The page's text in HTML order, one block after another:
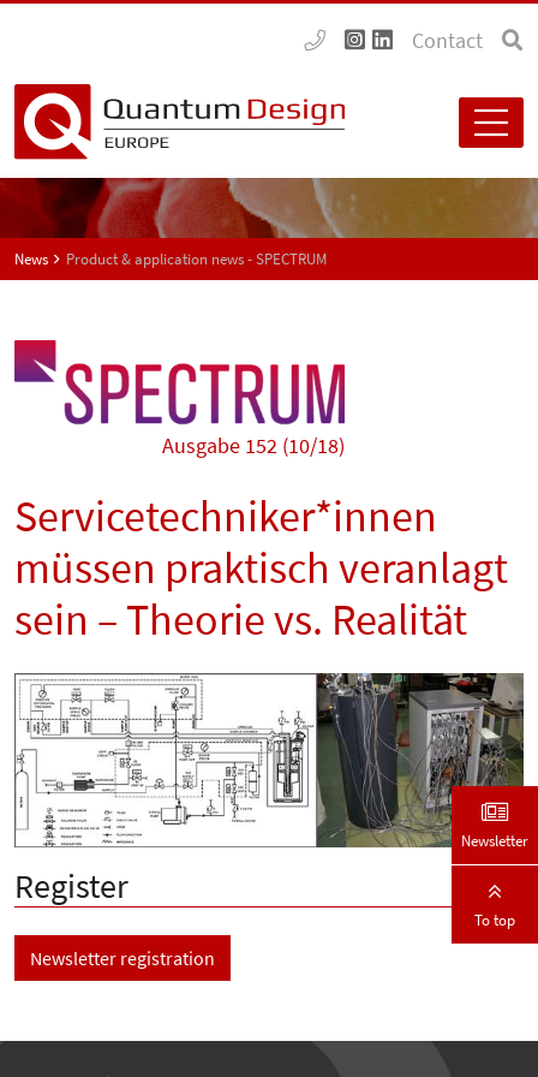
Contact
News Product & application news - SPECTRUM
Ausgabe 152 (10/18)
Servicetechniker*innen
müssen praktisch veranlagt
sein – Theorie vs. Realität
Register
Newsletter registration
Newsletter
To top